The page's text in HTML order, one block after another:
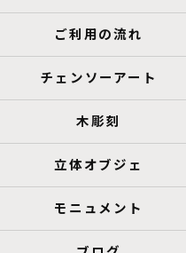
ご利用の流れ
チェンソーアート
木彫刻
立体オブジェ
モニュメント